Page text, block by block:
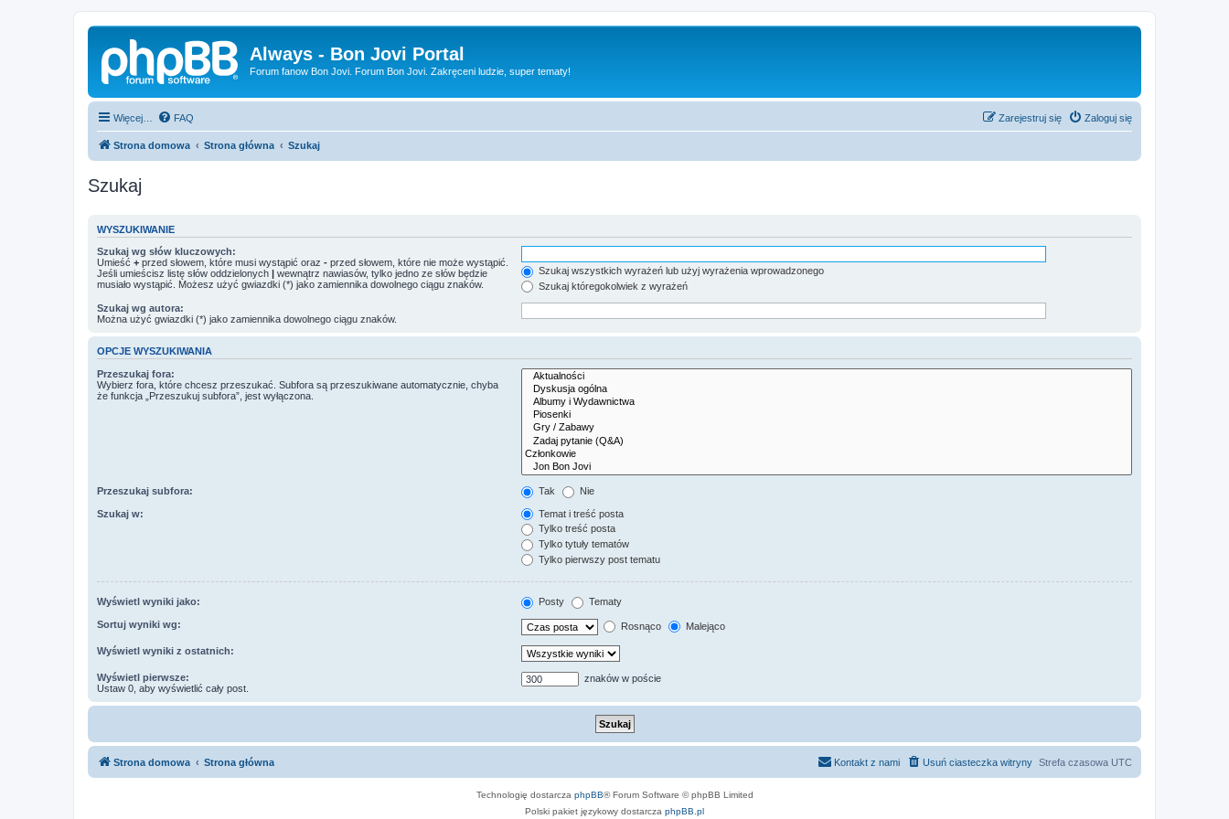
Always - Bon Jovi Portal
Forum fanow Bon Jovi. Forum Bon Jovi. Zakręceni ludzie, super tematy!
Więcej… FAQ Zaloguj się
Zarejestruj się
Strona domowa Strona główna Szukaj
Szukaj
WYSZUKIWANIE
Szukaj wg słów kluczowych:
Umieść + przed słowem, które musi wystąpić oraz - przed słowem, które nie może wystąpić.
Jeśli umieścisz listę słów oddzielonych | wewnątrz nawiasów, tylko jedno ze słów będzie
musiało wystąpić. Możesz użyć gwiazdki (*) jako zamiennika dowolnego ciągu znaków.
Szukaj wszystkich wyrażeń lub użyj wyrażenia wprowadzonego
Szukaj któregokolwiek z wyrażeń
Szukaj wg autora:
Można użyć gwiazdki (*) jako zamiennika dowolnego ciągu znaków.
OPCJE WYSZUKIWANIA
Przeszukaj fora:
Wybierz fora, które chcesz przeszukać. Subfora są przeszukiwane automatycznie, chyba
że funkcja „Przeszukuj subfora”, jest wyłączona.
Przeszukaj subfora: Tak Nie
Szukaj w:
Temat i treść posta
Tylko treść posta
Tylko tytuły tematów
Tylko pierwszy post tematu
Wyświetl wyniki jako: Posty Tematy
Sortuj wyniki wg: Rosnąco Malejąco
Wyświetl wyniki z ostatnich:
Wyświetl pierwsze:
Ustaw 0, aby wyświetlić cały post.
znaków w poście
Strona domowa Strona główna Strefa czasowa UTC
Usuń ciasteczka witryny
Kontakt z nami
Technologię dostarcza phpBB® Forum Software © phpBB Limited
Polski pakiet językowy dostarcza phpBB.pl